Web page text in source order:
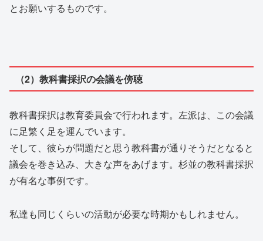
とお願いするものです。
（2）教科書採択の会議を傍聴
教科書採択は教育委員会で行われます。左派は、この会議
に足繁く足を運んでいます。
そして、彼らが問題だと思う教科書が通りそうだとなると
議会を巻き込み、大きな声をあげます。杉並の教科書採択
が有名な事例です。
私達も同じくらいの活動が必要な時期かもしれません。